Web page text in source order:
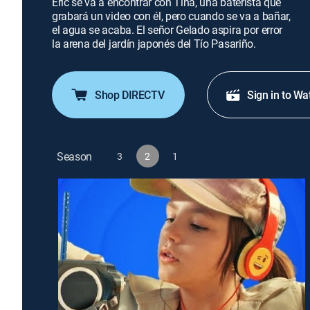
grabará un video con él, pero cuando se va a bañar,
el agua se acaba. El señor Gelado aspira por error
la arena del jardín japonés del Tío Pasariño.
Shop DIRECTV Sign in to
Season 3 2 1